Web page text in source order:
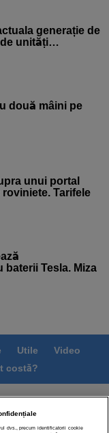
generație de
de unități…
două mâini pe
unui portal
Tarifele
Tesla. Miza
Utile
Video
costă?
dvs., precum identificatorii cookie